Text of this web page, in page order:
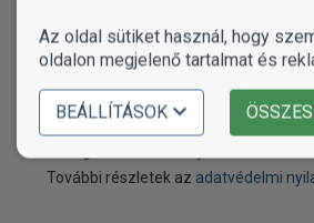
Elfogadom azÁSZF
-et, valamint
További részletek az adatvédelmi
Az oldal sütiket használ, hogy
oldalon megjelenő tartalmat és
BEÁLLÍTÁSOK